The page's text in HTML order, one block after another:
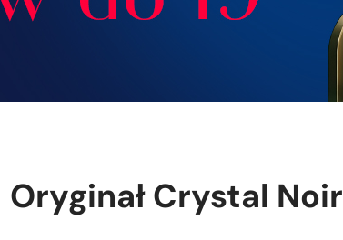
Oryginał Crystal Noir